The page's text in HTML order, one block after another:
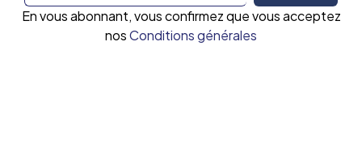
En vous abonnant, vous confirmez que vous acceptez
nosConditions générales